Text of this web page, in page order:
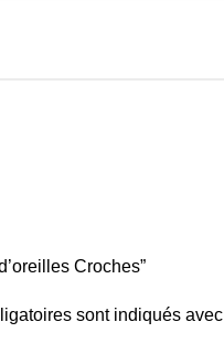
Croches”
sont indiqués avec